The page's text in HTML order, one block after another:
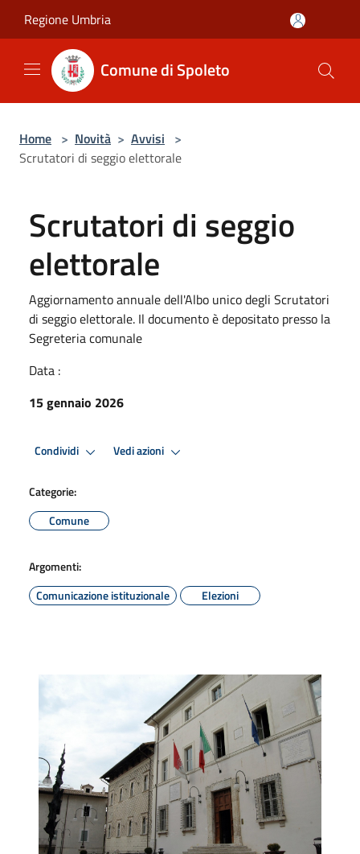
Regione Umbria
Comune di Spoleto
Home > Novità > Avvisi >
Scrutatori di seggio elettorale
Scrutatori di seggio
elettorale
Aggiornamento annuale dell'Albo unico degli Scrutatori
di seggio elettorale. Il documento è depositato presso la
Segreteria comunale
Data :
15 gennaio 2026
Condividi Vedi azioni
Categorie:
Comune
Argomenti:
Comunicazione istituzionale
Elezioni